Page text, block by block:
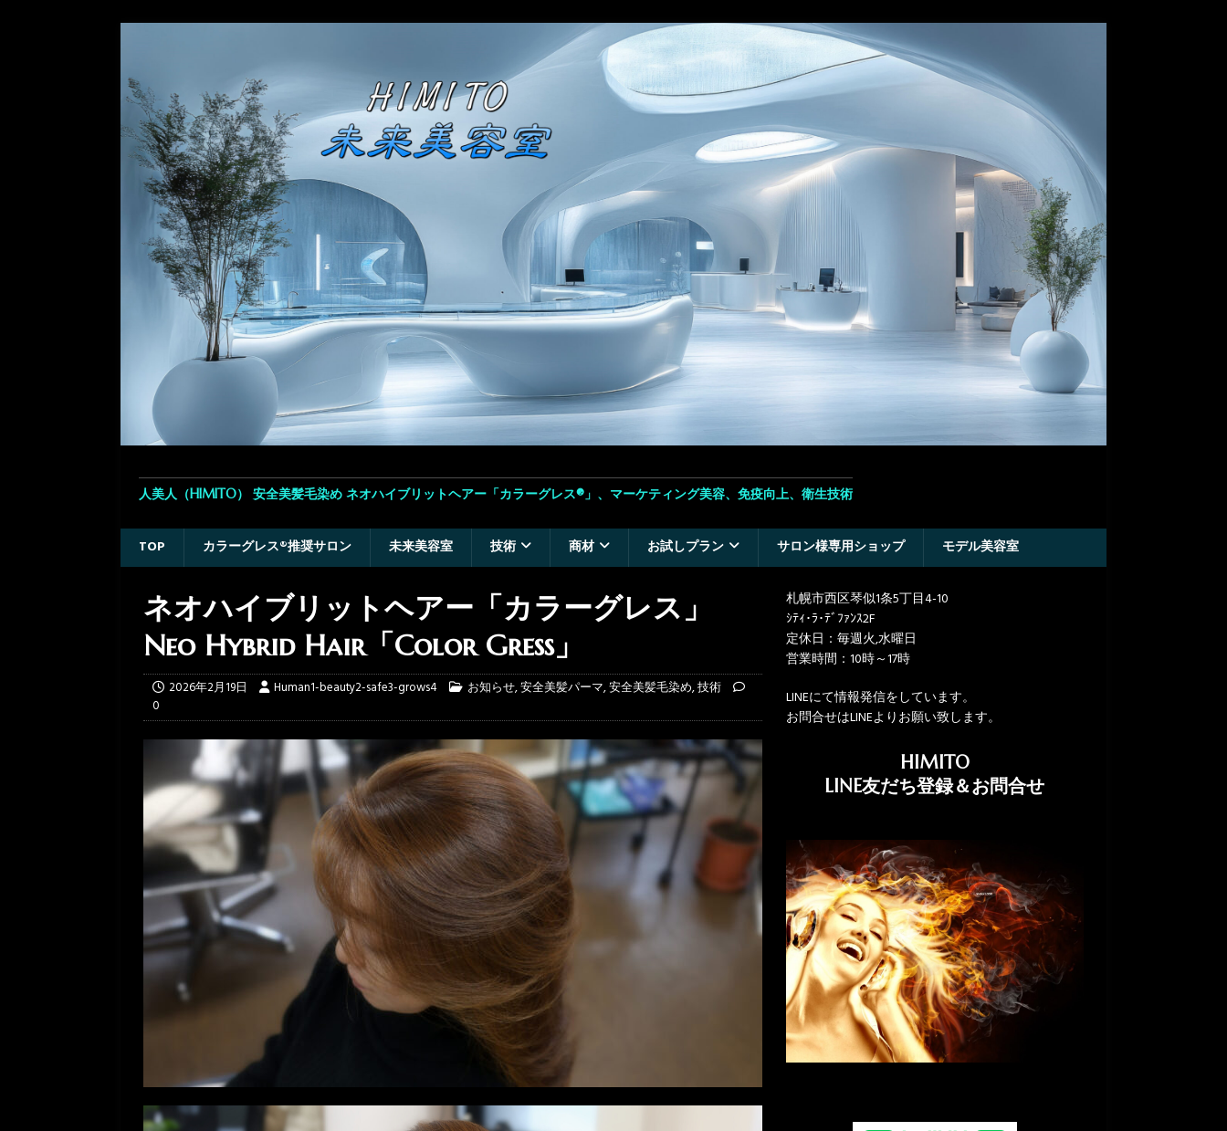
人美人（HIMITO） 安全美髪毛染め ネオハイブリットヘアー「カラーグレス®」、マーケティング美容、免疫向上、衛生技術
TOP カラーグレス®推奨サロン 未来美容室 技術 商材 お試しプラン サロン様専用ショップ モデル美容室
ネオハイブリットヘアー「カラーグレス」
Neo Hybrid Hair「Color Gress」
2026年2月19日 Human1-beauty2-safe3-grows4 お知らせ,安全美髪パーマ,安全美髪毛染め,技術
0
札幌市西区琴似1条5丁目4-10
ｼﾃｨ･ﾗ･ﾃﾞﾌｧﾝｽ2F
定休日：毎週火,水曜日
営業時間：10時～17時
LINEにて情報発信をしています。
お問合せはLINEよりお願い致します。
HIMITO
LINE友だち登録＆お問合せ